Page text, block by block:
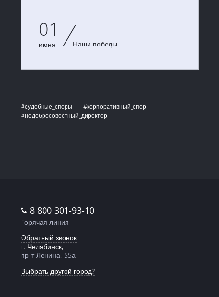
01
июня Наши победы
#судебные_споры
#корпоративный_спор
#недобросовестный_директор
8 800 301-93-10
Горячая линия
Обратный звонок
г. Челябинск,
пр-т Ленина, 55а
Выбрать другой город?